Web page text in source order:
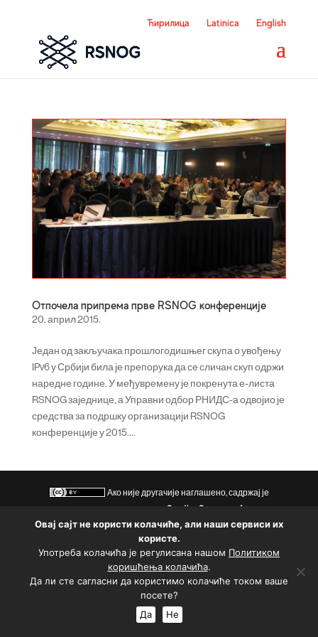
Ћирилица Latinica English
Отпочела припрема прве RSNOG конференције
20. април 2015.
Један од закључака прошлогодишњег скупа о увођењу
IPv6 у Србији била је препорука да се сличан скуп одржи
наредне године. У међувремену је покренута е-листа
RSNOG заједнице, а Управни одбор РНИДС-а одвојио је
средства за подршку организацији RSNOG
конференције у 2015....
Ако није другачије наглашено, садржај је
Creative Commons Aуторство
3.0.
|Политика коришћења колачића
Подржао
Овај сајт не користи колачиће, али наши сервиси их
користе.
Употреба колачића је регулисана нашом Политиком
коришћења колачића.
Да ли сте сагласни да користимо колачиће током ваше
посете?
Да
Не